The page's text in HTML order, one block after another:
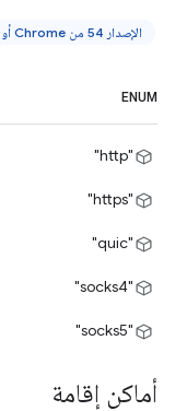
الإصدار 54 من Chrome أو الإصدارات الأحدث
ENUM
"http"
"https"
"quic"
"socks4"
"socks5"
أماكن إقامة